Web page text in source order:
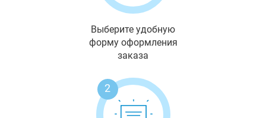
Выберите удобную
форму оформления
заказа
2